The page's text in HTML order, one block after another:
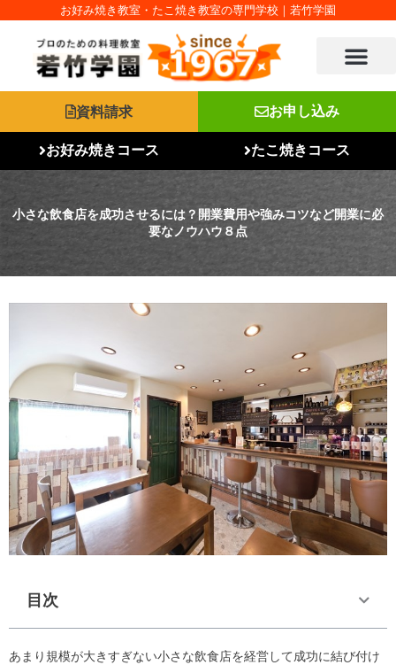
お好み焼き教室・たこ焼き教室の専門学校｜若竹学園
資料請求 お申し込み
お好み焼きコース たこ焼きコース
小さな飲食店を成功させるには？開業費用や強みコツなど開業に必
要なノウハウ８点
目次
あまり規模が大きすぎない小さな飲食店を経営して成功に結び付け